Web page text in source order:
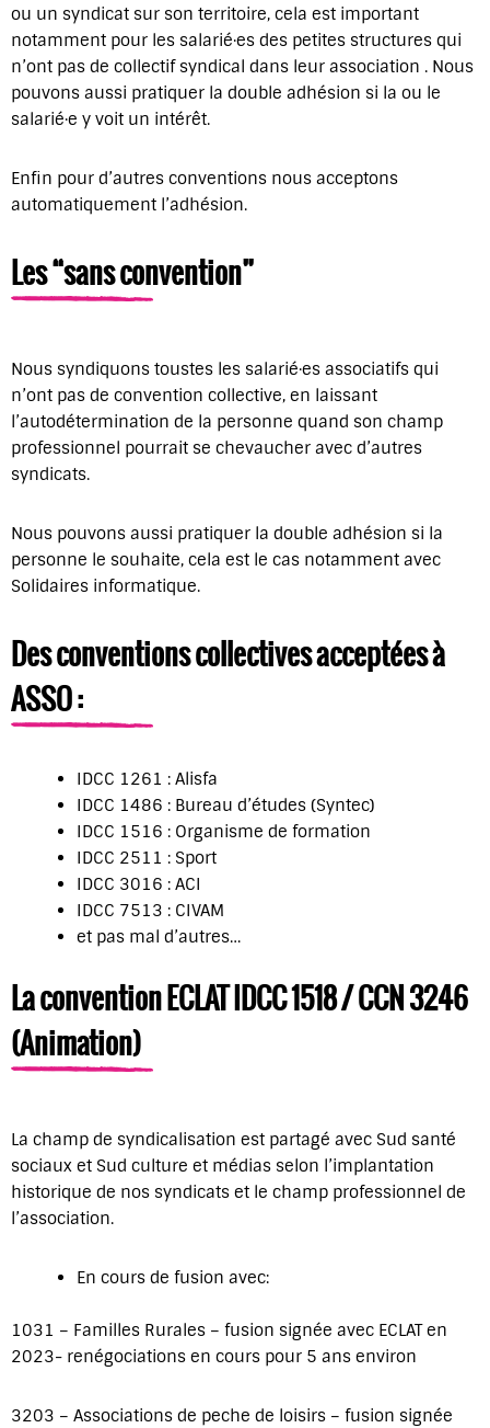
ou un syndicat sur son territoire, cela est important
notamment pour les salarié·es des petites structures qui
n’ont pas de collectif syndical dans leur association . Nous
pouvons aussi pratiquer la double adhésion si la ou le
salarié·e y voit un intérêt.
Enfin pour d’autres conventions nous acceptons
automatiquement l’adhésion.
Les “sans convention”
Nous syndiquons toustes les salarié·es associatifs qui
n’ont pas de convention collective, en laissant
l’autodétermination de la personne quand son champ
professionnel pourrait se chevaucher avec d’autres
syndicats.
Nous pouvons aussi pratiquer la double adhésion si la
personne le souhaite, cela est le cas notamment avec
Solidaires informatique.
Des conventions collectives acceptées à
ASSO :
IDCC 1261 : Alisfa
IDCC 1486 : Bureau d’études (Syntec)
IDCC 1516 : Organisme de formation
IDCC 2511 : Sport
IDCC 3016 : ACI
IDCC 7513 : CIVAM
et pas mal d’autres…
La convention ECLAT IDCC 1518 / CCN 3246
(Animation)
La champ de syndicalisation est partagé avec Sud santé
sociaux et Sud culture et médias selon l’implantation
historique de nos syndicats et le champ professionnel de
l’association.
En cours de fusion avec:
1031 – Familles Rurales – fusion signée avec ECLAT en
2023- renégociations en cours pour 5 ans environ
3203 – Associations de peche de loisirs – fusion signée